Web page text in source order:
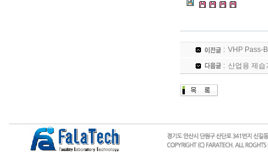
: VHP Pass-
: 산업용 제습